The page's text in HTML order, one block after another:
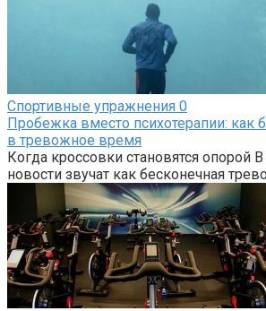
Спортивные упражнения 0
Пробежка вместо психотерапии: как
в тревожное время
Когда кроссовки становятся опорой
новости звучат как бесконечная